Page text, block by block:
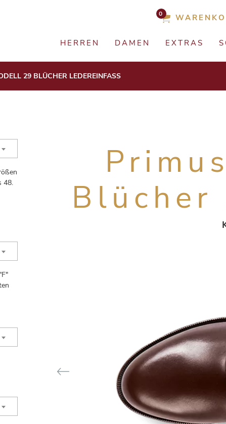
0
HERREN DAMEN EXTRAS
29 BLÜCHER LEDEREINFASS
48.
Blücher